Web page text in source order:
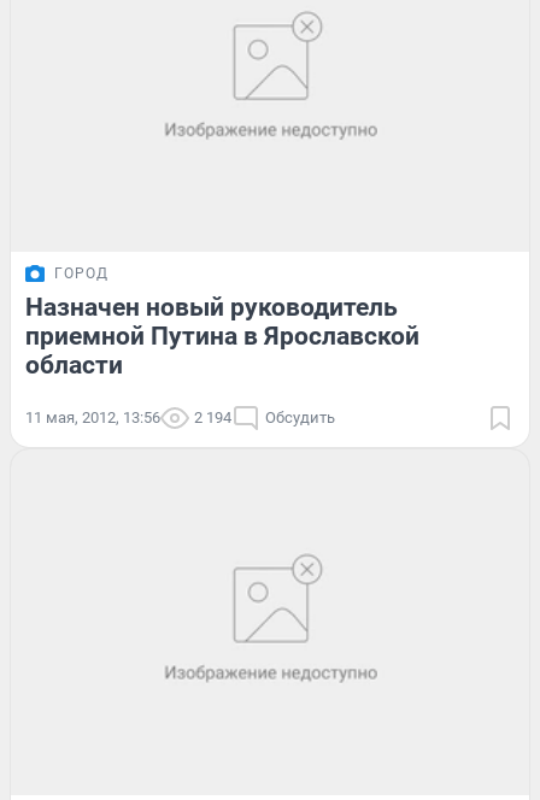
ГОРОД
Назначен новый руководитель
приемной Путина в Ярославской
области
11 мая, 2012, 13:56 2 194 Обсудить